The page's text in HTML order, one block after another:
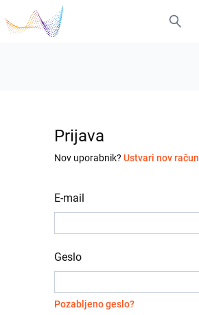
Prijava
Nov uporabnik? Ustvari nov račun
E-mail
Geslo
Pozabljeno geslo?